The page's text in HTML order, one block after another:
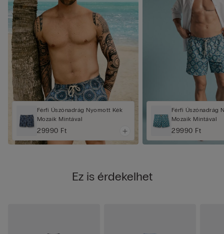
Férfi Úszónadrág Nyomott Kék
Mozaik Mintával
29990 Ft
Férfi Úszónadrág
Mozaik Mintával
29990 Ft
Ez is érdekelhet